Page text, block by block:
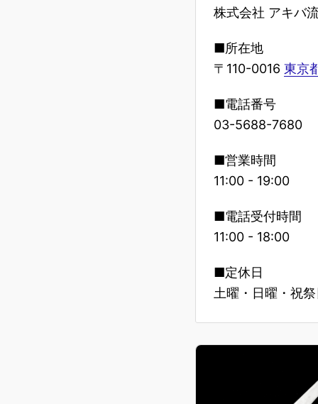
株式会社 アキバ
■所在地
〒110-0016 東京
■電話番号
03-5688-7680
■営業時間
11:00 - 19:00
■電話受付時間
11:00 - 18:00
■定休日
土曜・日曜・祝